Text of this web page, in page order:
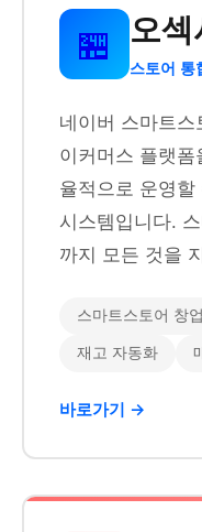
🏪 오섹
스토어 통
네이버 스마트스
이커머스 플랫
율적으로 운영할
시스템입니다.
까지 모든 것을
스마트스토어 창업
재고 자동화
바로가기 →